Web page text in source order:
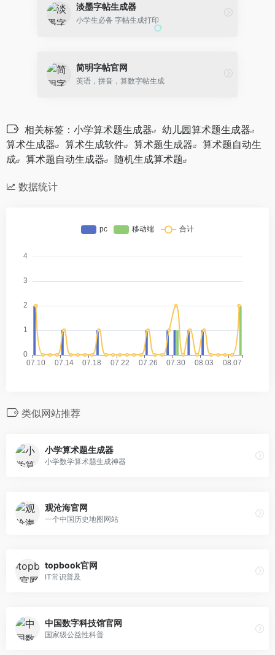
淡墨字帖生成器
小学生必备 字帖生成打印
简明字帖官网
英语，拼音，算数字帖生成
相关标签： 小学算术题生成器
幼儿园算术题生成器
算术生成器
算术生成软件 算术题生成器
算术题自动生
成
算术题自动生成器 随机生成算术题
数据统计
类似网站推荐
小学算术题生成器
小学数学算术题生成神器
观沧海官网
一个中国历史地图网站
topbook官网
IT常识普及
中国数字科技馆官网
国家级公益性科普